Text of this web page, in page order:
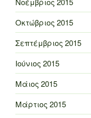
Οκτώβριος 2015
Σεπτέμβριος 2015
Ιούνιος 2015
Μάιος 2015
Μάρτιος 2015